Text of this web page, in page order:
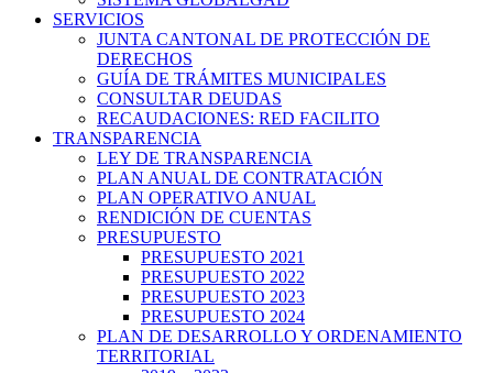
SERVICIOS
JUNTA CANTONAL DE PROTECCIÓN DE
DERECHOS
GUÍA DE TRÁMITES MUNICIPALES
CONSULTAR DEUDAS
RECAUDACIONES: RED FACILITO
TRANSPARENCIA
LEY DE TRANSPARENCIA
PLAN ANUAL DE CONTRATACIÓN
PLAN OPERATIVO ANUAL
RENDICIÓN DE CUENTAS
PRESUPUESTO
PRESUPUESTO 2021
PRESUPUESTO 2022
PRESUPUESTO 2023
PRESUPUESTO 2024
PLAN DE DESARROLLO Y ORDENAMIENTO
TERRITORIAL